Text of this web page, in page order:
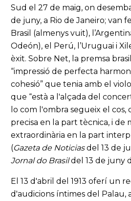
Sud el 27 de maig, on
de juny, a Rio de Janeiro; van
Brasil (almenys vuit),
Odeón), el Perú, l’Uruguai i
èxit. Sobre Net, la premsa
“impressió de perfecta
cohesió” que tenia amb el
que “està a l'alçada del
lo com l'ombra segueix el cos,
precisa en la part tècnica, i de
extraordinària en la part
(Gazeta de Noticiasdel 13 de
Jornal do Brasildel 13 de juny
El 13 d'abril del 1913 oferí un
d'audicions íntimes del Palau,